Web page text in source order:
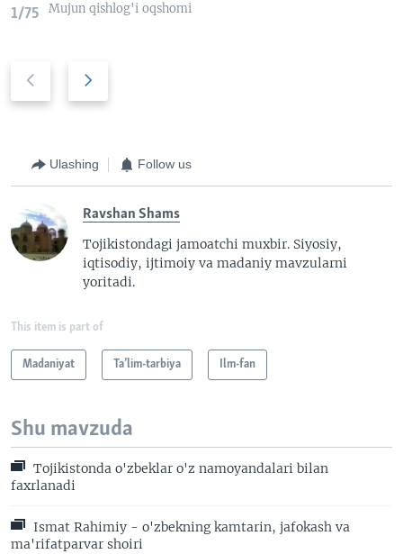
1/75 Mujun qishlog'i oqshomi
s
e
e
Ulashing Follow us
Ravshan Shams
Tojikistondagi jamoatchi muxbir. Siyosiy,
iqtisodiy, ijtimoiy va madaniy mavzularni
yoritadi.
This item is part of
Madaniyat Ta’lim-tarbiya Ilm-fan
Shu mavzuda
Tojikistonda o'zbeklar o'z namoyandalari bilan
faxrlanadi
Ismat Rahimiy - o'zbekning kamtarin, jafokash va
ma'rifatparvar shoiri